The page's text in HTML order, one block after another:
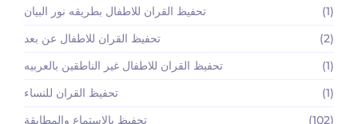
تحفيظ القران للاطفال بطريقه نور البيان
(1)
تحفيظ القران للاطفال عن بعد
(2)
تحفيظ القران للاطفال غير الناطقين بالعربيه
(1)
تحفيظ القران للنساء
(1)
تحفيظ بالاستماع والمطابقة
(102)